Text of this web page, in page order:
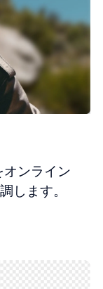
オンライン
します。